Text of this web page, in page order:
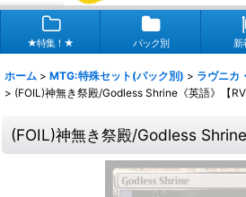
★特集！★ パック別 新
ホーム > MTG:特殊セット(パック別) > ラヴニカ
> (FOIL)神無き祭殿/Godless Shrine《英語》【
(FOIL)神無き祭殿/Godless Shrine